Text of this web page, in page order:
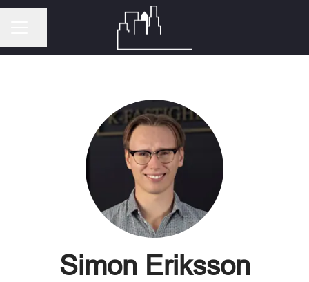
Simon Eriksson